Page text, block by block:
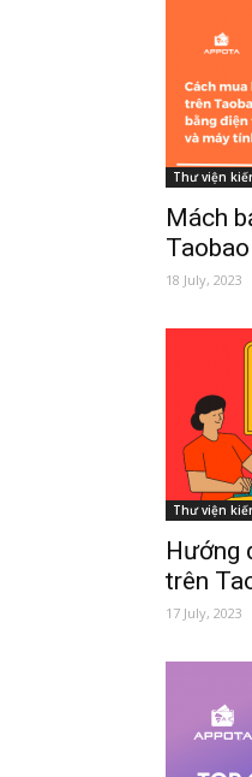
Thư viện
Mách
18 July, 2023
Thư viện
Hướng
trên
17 July, 2023